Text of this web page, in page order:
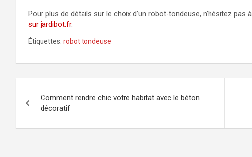
Pour plus de détails sur le choix d’un robot-tondeuse, n’hésitez pas
sur jardibot.fr.
Étiquettes: robot tondeuse
de
l’article
Comment rendre chic votre habitat avec le béton
décoratif